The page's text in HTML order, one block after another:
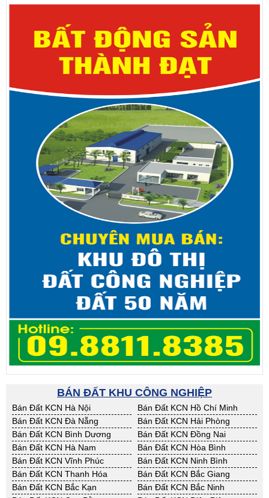
BÁN ĐẤT KHU CÔNG NGHIỆP
Bán Đất KCN Hà Nội
Bán Đất KCN Hồ Chí Minh
Bán Đất KCN Đà Nẵng
Bán Đất KCN Hải Phòng
Bán Đất KCN Bình Dương
Bán Đất KCN Đồng Nai
Bán Đất KCN Hà Nam
Bán Đất KCN Hòa Bình
Bán Đất KCN Vĩnh Phúc
Bán Đất KCN Ninh Bình
Bán Đất KCN Thanh Hóa
Bán Đất KCN Bắc Giang
Bán Đất KCN Bắc Kạn
Bán Đất KCN Bắc Ninh